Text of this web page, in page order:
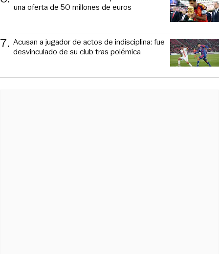
una oferta de 50 millones de euros
7. Acusan a jugador de actos de indisciplina: fue
desvinculado de su club tras polémica